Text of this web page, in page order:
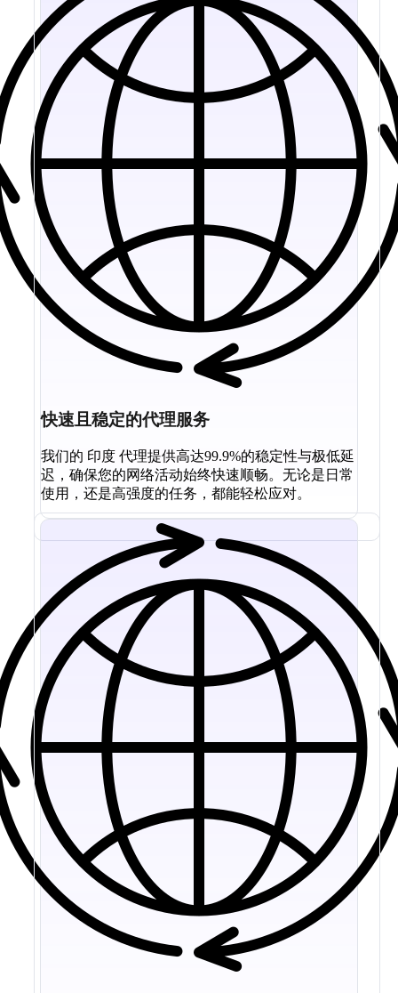
快速且稳定的代理服务
我们的 印度 代理提供高达99.9%的稳定性与极低延
迟，确保您的网络活动始终快速顺畅。无论是日常
使用，还是高强度的任务，都能轻松应对。